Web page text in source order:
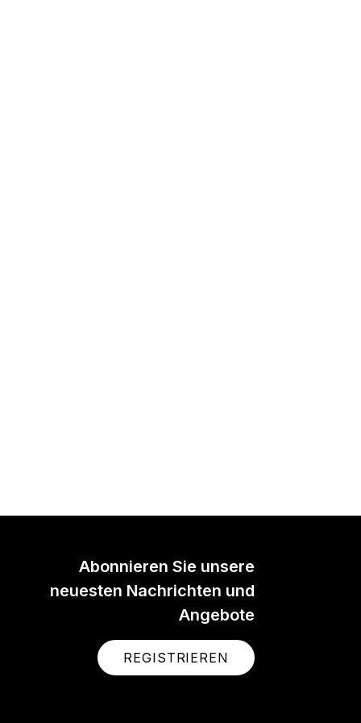
Abonnieren Sie unsere
neuesten Nachrichten und
Angebote
REGISTRIEREN